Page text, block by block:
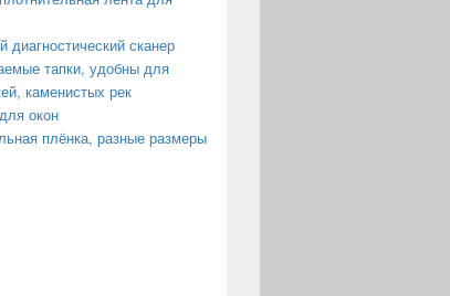
диагностический сканер
тапки, удобны для
каменистых рек
окон
плёнка, разные размеры